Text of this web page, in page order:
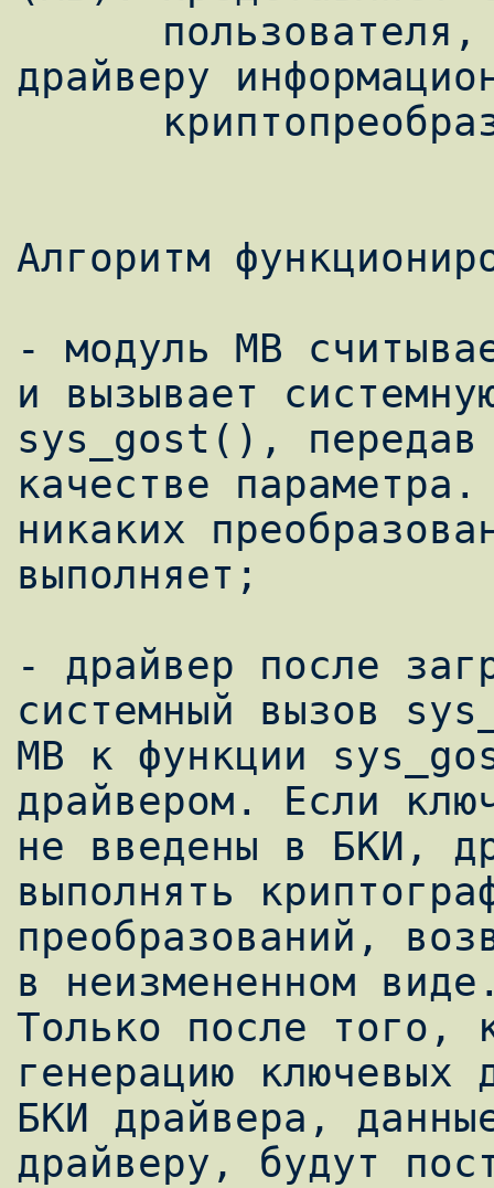
драйверу
Алгоритм
- модуль МВ
и вызывает
sys_gost(), передав
качестве
никаких
выполняет;
- драйвер после
системный вызов
МВ к функции
драйвером. Если
не введены в БКИ,
выполнять
преобразований,
в неизмененном
Только после того,
генерацию
БКИ драйвера,
драйверу, будут